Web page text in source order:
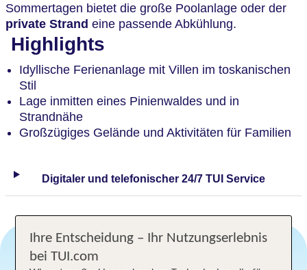
Sommertagen bietet die große Poolanlage oder der
private Strand eine passende Abkühlung.
Highlights
Idyllische Ferienanlage mit Villen im toskanischen
Stil
Lage inmitten eines Pinienwaldes und in
Strandnähe
Großzügiges Gelände und Aktivitäten für Familien
Digitaler und telefonischer 24/7 TUI Service
Ihre Entscheidung – Ihr Nutzungserlebnis
bei TUI.com